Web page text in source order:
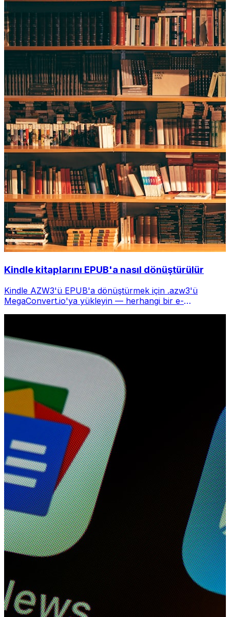
Kindle kitaplarını EPUB'a nasıl dönüştürülür
Kindle AZW3'ü EPUB'a dönüştürmek için .azw3'ü
MegaConvert.io'ya yükleyin — herhangi bir e-